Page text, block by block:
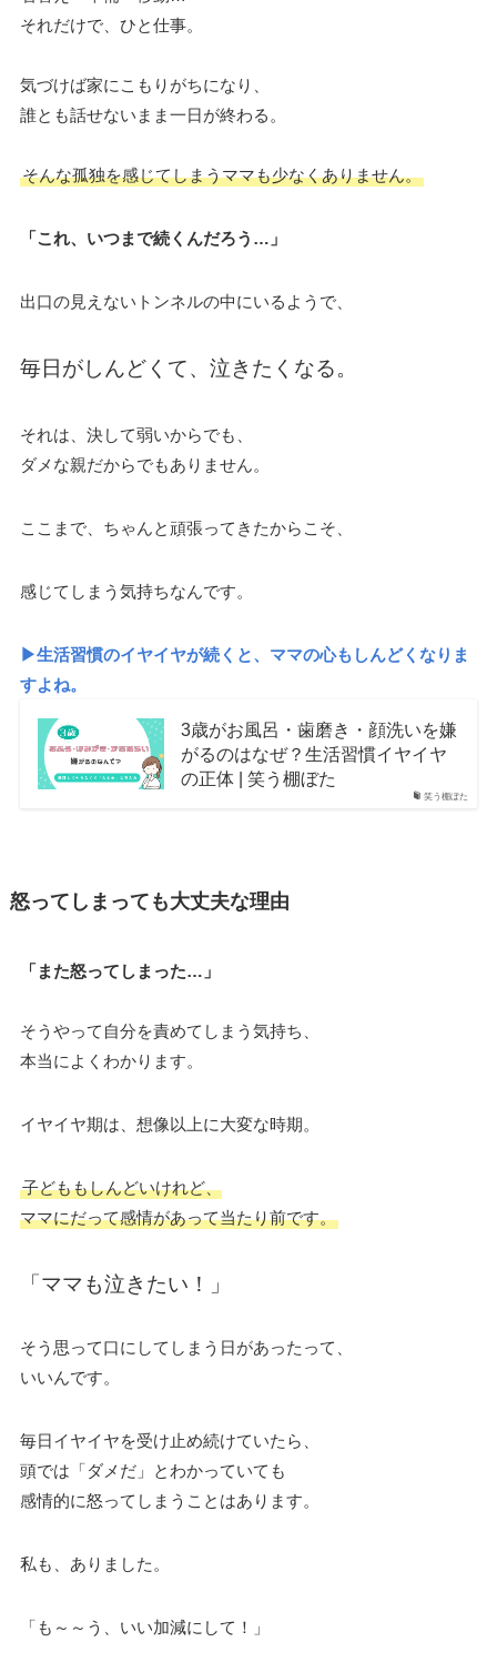
それだけで、ひと仕事。
気づけば家にこもりがちになり、
誰とも話せないまま一日が終わる。
そんな孤独を感じてしまうママも少なくありません。
「これ、いつまで続くんだろう…」
出口の見えないトンネルの中にいるようで、
毎日がしんどくて、泣きたくなる。
それは、決して弱いからでも、
ダメな親だからでもありません。
ここまで、ちゃんと頑張ってきたからこそ、
感じてしまう気持ちなんです。
▶生活習慣のイヤイヤが続くと、ママの心もしんどくなりま
すよね。
笑う棚ぼた
3歳がお風呂・歯磨き・顔洗いを嫌
がるのはなぜ？生活習慣イヤイヤ
の正体 | 笑う棚ぼた
怒ってしまっても大丈夫な理由
「また怒ってしまった…」
そうやって自分を責めてしまう気持ち、
本当によくわかります。
イヤイヤ期は、想像以上に大変な時期。
子どももしんどいけれど、
ママにだって感情があって当たり前です。
「ママも泣きたい！」
そう思って口にしてしまう日があったって、
いいんです。
毎日イヤイヤを受け止め続けていたら、
頭では「ダメだ」とわかっていても
感情的に怒ってしまうことはあります。
私も、ありました。
「も～～う、いい加減にして！」